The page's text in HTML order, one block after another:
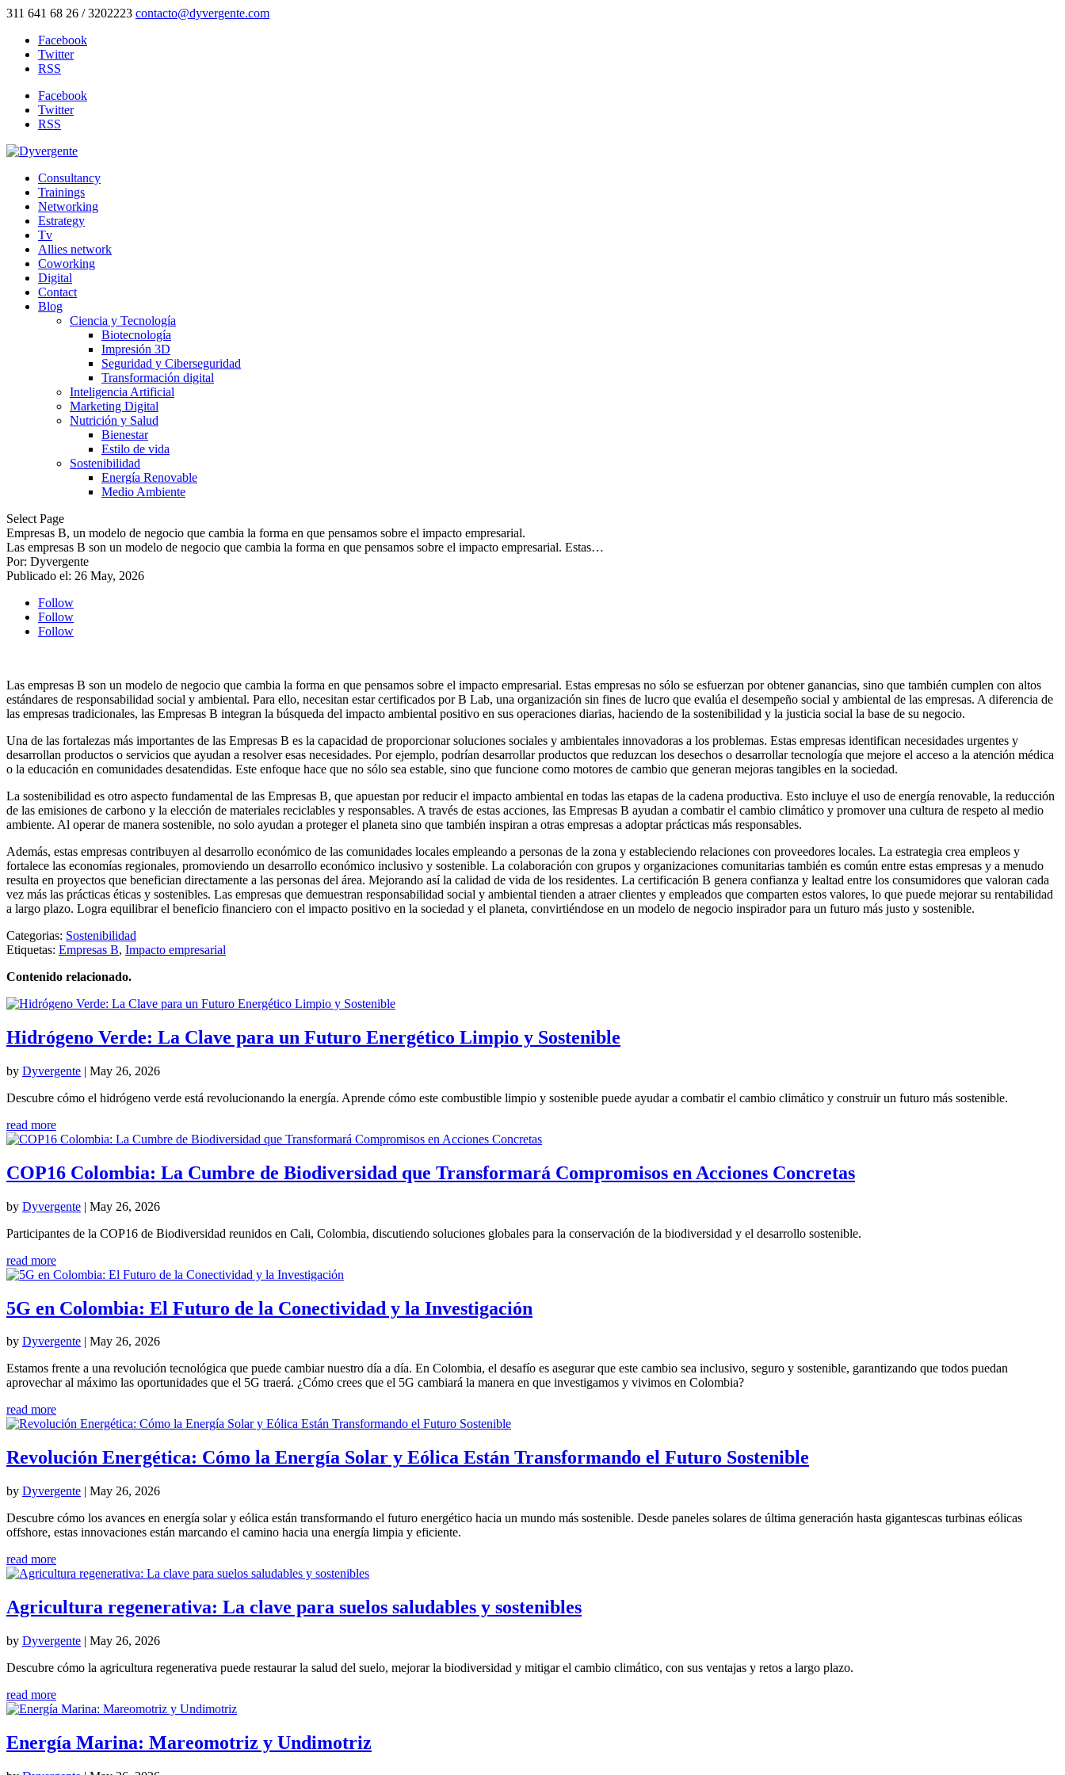
311 641 68 26 / 3202223 contacto@dyvergente.com
Facebook
Twitter
RSS
Facebook
Twitter
RSS
Consultancy
Trainings
Networking
Estrategy
Tv
Allies network
Coworking
Digital
Contact
Blog
Ciencia y Tecnología
Biotecnología
Impresión 3D
Seguridad y Ciberseguridad
Transformación digital
Inteligencia Artificial
Marketing Digital
Nutrición y Salud
Bienestar
Estilo de vida
Sostenibilidad
Energía Renovable
Medio Ambiente
Select Page
Empresas B, un modelo de negocio que cambia la forma en que pensamos sobre el impacto empresarial.
Las empresas B son un modelo de negocio que cambia la forma en que pensamos sobre el impacto empresarial. Estas…
Por: Dyvergente
Publicado el: 26 May, 2026
Follow
Follow
Follow
Las empresas B son un modelo de negocio que cambia la forma en que pensamos sobre el impacto empresarial. Estas empresas no sólo se esfuerzan por obtener ganancias, sino que también cumplen con altos
estándares de responsabilidad social y ambiental. Para ello, necesitan estar certificados por B Lab, una organización sin fines de lucro que evalúa el desempeño social y ambiental de las empresas. A diferencia de
las empresas tradicionales, las Empresas B integran la búsqueda del impacto ambiental positivo en sus operaciones diarias, haciendo de la sostenibilidad y la justicia social la base de su negocio.
Una de las fortalezas más importantes de las Empresas B es la capacidad de proporcionar soluciones sociales y ambientales innovadoras a los problemas. Estas empresas identifican necesidades urgentes y
desarrollan productos o servicios que ayudan a resolver esas necesidades. Por ejemplo, podrían desarrollar productos que reduzcan los desechos o desarrollar tecnología que mejore el acceso a la atención médica
o la educación en comunidades desatendidas. Este enfoque hace que no sólo sea estable, sino que funcione como motores de cambio que generan mejoras tangibles en la sociedad.
La sostenibilidad es otro aspecto fundamental de las Empresas B, que apuestan por reducir el impacto ambiental en todas las etapas de la cadena productiva. Esto incluye el uso de energía renovable, la reducción
de las emisiones de carbono y la elección de materiales reciclables y responsables. A través de estas acciones, las Empresas B ayudan a combatir el cambio climático y promover una cultura de respeto al medio
ambiente. Al operar de manera sostenible, no solo ayudan a proteger el planeta sino que también inspiran a otras empresas a adoptar prácticas más responsables.
Además, estas empresas contribuyen al desarrollo económico de las comunidades locales empleando a personas de la zona y estableciendo relaciones con proveedores locales. La estrategia crea empleos y
fortalece las economías regionales, promoviendo un desarrollo económico inclusivo y sostenible. La colaboración con grupos y organizaciones comunitarias también es común entre estas empresas y a menudo
resulta en proyectos que benefician directamente a las personas del área. Mejorando así la calidad de vida de los residentes. La certificación B genera confianza y lealtad entre los consumidores que valoran cada
vez más las prácticas éticas y sostenibles. Las empresas que demuestran responsabilidad social y ambiental tienden a atraer clientes y empleados que comparten estos valores, lo que puede mejorar su rentabilidad
a largo plazo. Logra equilibrar el beneficio financiero con el impacto positivo en la sociedad y el planeta, convirtiéndose en un modelo de negocio inspirador para un futuro más justo y sostenible.
Categorias: Sostenibilidad
Etiquetas: Empresas B, Impacto empresarial
Contenido relacionado.
Hidrógeno Verde: La Clave para un Futuro Energético Limpio y Sostenible
by Dyvergente | May 26, 2026
Descubre cómo el hidrógeno verde está revolucionando la energía. Aprende cómo este combustible limpio y sostenible puede ayudar a combatir el cambio climático y construir un futuro más sostenible.
read more
COP16 Colombia: La Cumbre de Biodiversidad que Transformará Compromisos en Acciones Concretas
by Dyvergente | May 26, 2026
Participantes de la COP16 de Biodiversidad reunidos en Cali, Colombia, discutiendo soluciones globales para la conservación de la biodiversidad y el desarrollo sostenible.
read more
5G en Colombia: El Futuro de la Conectividad y la Investigación
by Dyvergente | May 26, 2026
Estamos frente a una revolución tecnológica que puede cambiar nuestro día a día. En Colombia, el desafío es asegurar que este cambio sea inclusivo, seguro y sostenible, garantizando que todos puedan
aprovechar al máximo las oportunidades que el 5G traerá. ¿Cómo crees que el 5G cambiará la manera en que investigamos y vivimos en Colombia?
read more
Revolución Energética: Cómo la Energía Solar y Eólica Están Transformando el Futuro Sostenible
by Dyvergente | May 26, 2026
Descubre cómo los avances en energía solar y eólica están transformando el futuro energético hacia un mundo más sostenible. Desde paneles solares de última generación hasta gigantescas turbinas eólicas
offshore, estas innovaciones están marcando el camino hacia una energía limpia y eficiente.
read more
Agricultura regenerativa: La clave para suelos saludables y sostenibles
by Dyvergente | May 26, 2026
Descubre cómo la agricultura regenerativa puede restaurar la salud del suelo, mejorar la biodiversidad y mitigar el cambio climático, con sus ventajas y retos a largo plazo.
read more
Energía Marina: Mareomotriz y Undimotriz